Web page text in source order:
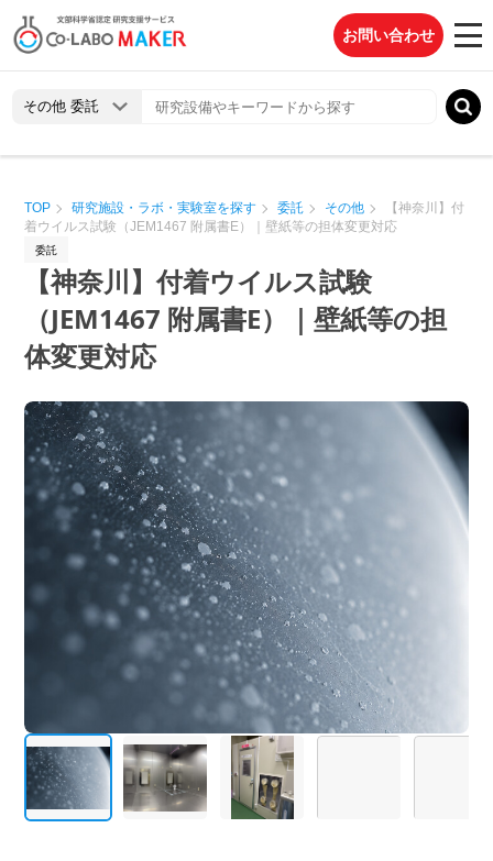
お問い合わせ
TOP 研究施設・ラボ・実験室を探す 委託 その他
【神奈川】付
着ウイルス試験（JEM1467 附属書E）｜壁紙等の担体変更対応
委託
【神奈川】付着ウイルス試験
（JEM1467 附属書E）｜壁紙等の担
体変更対応